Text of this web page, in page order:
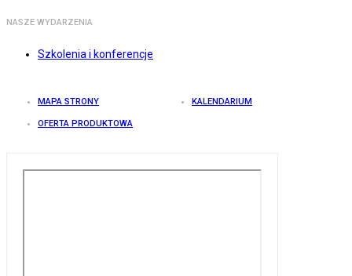
NASZE WYDARZENIA
Szkolenia i konferencje
MAPA STRONY KALENDARIUM
OFERTA PRODUKTOWA